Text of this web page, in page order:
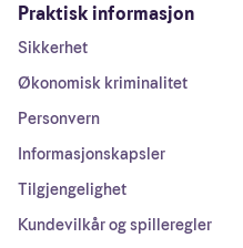
Praktisk informasjon
Sikkerhet
Økonomisk kriminalitet
Personvern
Informasjonskapsler
Tilgjengelighet
Kundevilkår og spilleregler